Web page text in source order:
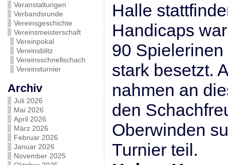
Veranstaltungen
Verbandsrunde
Vereinsgeschichte
Vereinsmeisterschaft
Vereinpokal
Vereinsblitz
Vereinsschnellschach
Vereinsturnier
Archiv
Juli 2026
Mai 2026
April 2026
März 2026
Februar 2026
Januar 2026
November 2025
Halle
Handicaps
90
stark besetzt.
nahmen an
den
Oberwinden
Turnier teil.